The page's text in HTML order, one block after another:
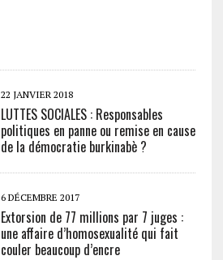
22 JANVIER 2018
LUTTES SOCIALES : Responsables
politiques en panne ou remise en cause
de la démocratie burkinabè ?
6 DÉCEMBRE 2017
Extorsion de 77 millions par 7 juges :
une affaire d’homosexualité qui fait
couler beaucoup d’encre